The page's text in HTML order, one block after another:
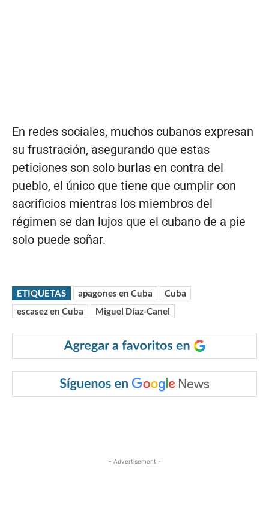
En redes sociales, muchos cubanos expresan
su frustración, asegurando que estas
peticiones son solo burlas en contra del
pueblo, el único que tiene que cumplir con
sacrificios mientras los miembros del
régimen se dan lujos que el cubano de a pie
solo puede soñar.
ETIQUETAS apagones en Cuba
Cuba
escasez en Cuba
Miguel Díaz-Canel
- Advertisement -